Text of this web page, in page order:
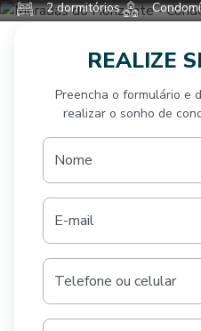
2 dormitórios
REALIZE
Preencha o formulário e
realizar o sonho de
Nome
E-mail
Telefone ou celular